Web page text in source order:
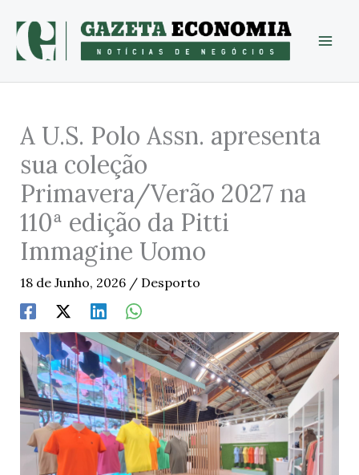
content
A U.S. Polo Assn. apresenta
sua coleção
Primavera/Verão 2027 na
110ª edição da Pitti
Immagine Uomo
18 de Junho, 2026 / Desporto